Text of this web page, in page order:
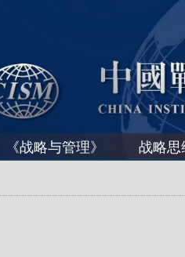
《战略与管理》 战略思